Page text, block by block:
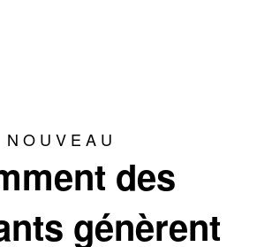
N O U V E A U
des
génèrent